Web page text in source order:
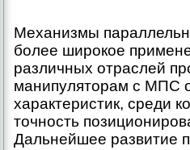
Механизмы
более широкое
различных отраслей
манипуляторам с МПС
характеристик, среди
точность
Дальнейшее развитие